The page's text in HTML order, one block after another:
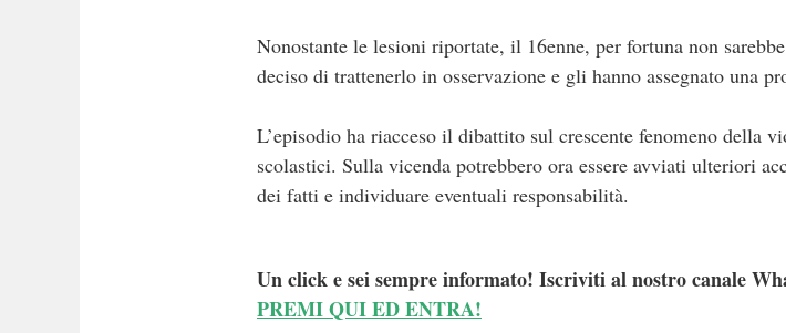
Nonostante le lesioni riportate, il 16enne, per fortuna non
deciso di trattenerlo in osservazione e gli hanno assegnato una
L’episodio ha riacceso il dibattito sul crescente fenomeno della
scolastici. Sulla vicenda potrebbero ora essere avviati ulteriori
dei fatti e individuare eventuali responsabilità.
Un click e sei sempre informato! Iscriviti al nostro canale
PREMI QUI ED ENTRA!